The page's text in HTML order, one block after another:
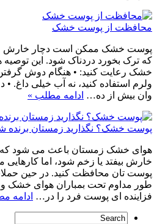
محافظت از پوست خشک
پوست خشک ممکن است دچار خارش و
که ترک بخورد دردناک شود. این توصیه
خشک رعایت کنید: • هنگام دوش گرفتن
ولرم استفاده کنید، نه آب خیلی داغ. •
وان بیش از ده… ادامه مطلب »
پوست خشک؟ نگذارید زمستان برنده
هوای خشک زمستان باعث می شود که
خارش بیفتد یا زخم شود، اما کارهایی می
پوست تان محافظت کنید. در حین
طور مداوم تحت بمباران هوای خشک و
فزاینده ای پوست فرد را در… ادامه